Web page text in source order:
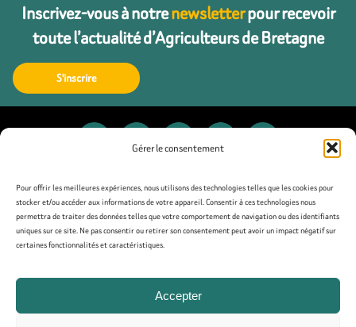
Gérer le consentement
Pour offrir les meilleures expériences, nous utilisons des technologies telles que les cookies pour
stocker et/ou accéder aux informations de votre appareil. Consentir à ces technologies nous
permettra de traiter des données telles que votre comportement de navigation ou des identifiants
uniques sur ce site. Ne pas consentir ou retirer son consentement peut avoir un impact négatif sur
certaines fonctionnalités et caractéristiques.
Accepter
Inscrivez-vous à notrenewsletterpour recevoir
toute l’actualité d’Agriculteurs de Bretagne
S'inscrire
Contact
Presse
Politique de confidentialité